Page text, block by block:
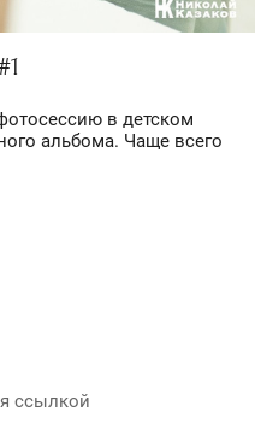
в детском
альбома. Чаще всего
ссылкой